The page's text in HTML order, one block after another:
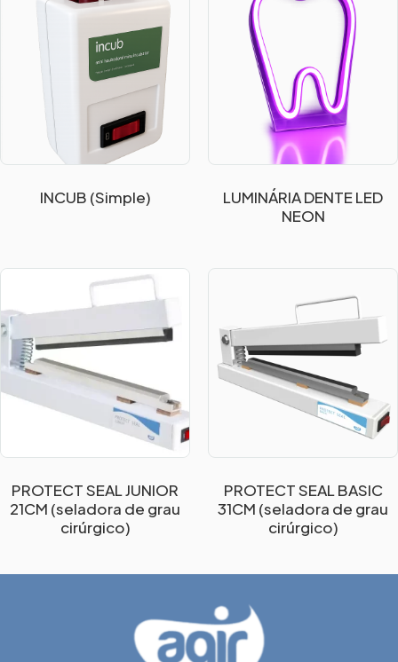
INCUB (Simple)
LUMINÁRIA DENTE LED
NEON
PROTECT SEAL JUNIOR
21CM (seladora de grau
cirúrgico)
PROTECT SEAL BASIC
31CM (seladora de grau
cirúrgico)